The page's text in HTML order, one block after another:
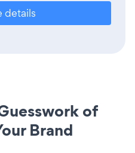
details
of
Brand